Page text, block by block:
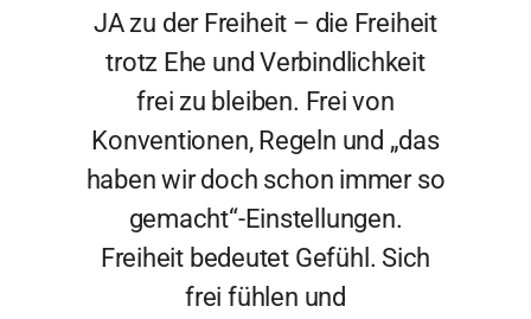
JA zu der Freiheit – die Freiheit
trotz Ehe und Verbindlichkeit
frei zu bleiben. Frei von
Konventionen, Regeln und „das
haben wir doch schon immer so
gemacht“-Einstellungen.
Freiheit bedeutet Gefühl. Sich
frei fühlen und